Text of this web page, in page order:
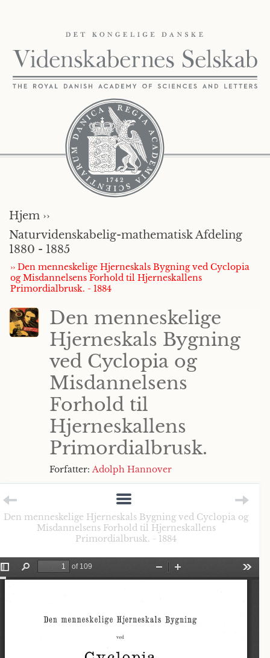
Hjem ››
Naturvidenskabelig-mathematisk Afdeling
1880 - 1885
›› Den menneskelige Hjerneskals Bygning ved Cyclopia
og Misdannelsens Forhold til Hjerneskallens
Primordialbrusk. - 1884
Den menneskelige
Hjerneskals Bygning
ved Cyclopia og
Misdannelsens
Forhold til
Hjerneskallens
Primordialbrusk.
Forfatter: Adolph Hannover
Den menneskelige Hjerneskals Bygning ved Cyclopia og
Misdannelsens Forhold til Hjerneskallens
Primordialbrusk. - 1884